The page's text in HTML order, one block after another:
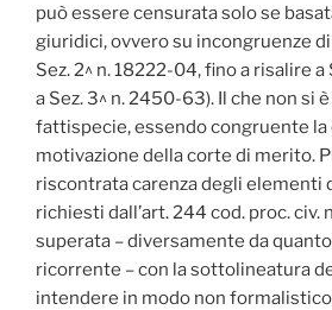
può essere censurata solo se
giuridici, ovvero su incongruenze
Sez. 2^ n. 18222-04, fino a risalire a
a Sez. 3^ n. 2450-63). Il che non si
fattispecie, essendo congruente
motivazione della corte di merito.
riscontrata carenza degli elementi
richiesti dall’art. 244 cod. proc. civ.
superata – diversamente da
ricorrente – con la sottolineatura
intendere in modo non